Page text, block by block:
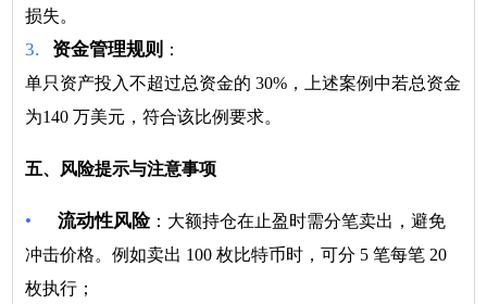
损失。
3. 资金管理规则 ：
单只资产投入不超过总资金的 30%，上述案例中若总资金
为140 万美元，符合该比例要求。
五、风险提示与注意事项
• 流动性风险：大额持仓在止盈时需分笔卖出，避免
冲击价格。例如卖出 100 枚比特币时，可分 5 笔每笔 20
枚执行；